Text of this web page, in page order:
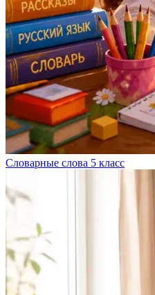
Словарные слова 5 класс